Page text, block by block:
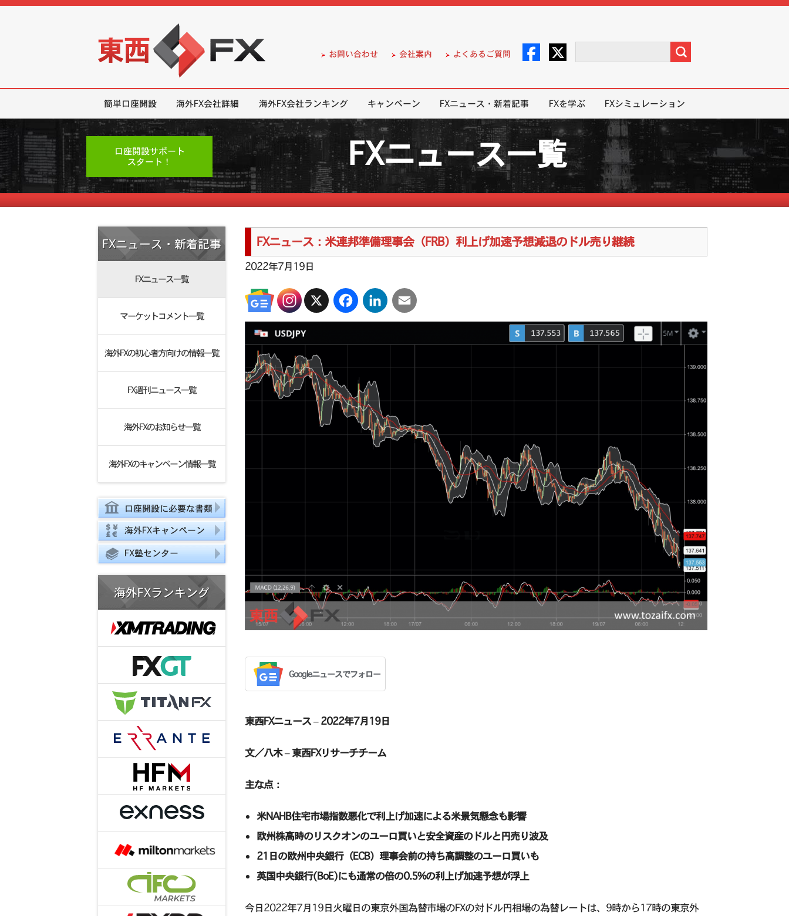
お問い合わせ 会社案内 よくあるご質問
簡単口座開設 海外FX会社詳細 海外FX会社ランキング キャンペーン FXニュース・新着記事 FXを学ぶ FXシミュレーション
口座開設サポート
スタート！
FXニュース一覧
FXニュース・新着記事
FXニュース一覧
マーケットコメント一覧
海外FXの初心者方向けの情報一覧
FX週刊ニュース一覧
海外FXのお知らせ一覧
海外FXのキャンペーン情報一覧
口座開設に必要な書類
海外FXキャンペーン
FX塾センター
海外FXランキング
FXニュース：米連邦準備理事会（FRB）利上げ加速予想減退のドル売り継続
2022年7月19日
X FacebookLinkedInEmail
Googleニュースでフォロー
東西FXニュース – 2022年7月19日
文／八木 – 東西FXリサーチチーム
主な点：
米NAHB住宅市場指数悪化で利上げ加速による米景気懸念も影響
欧州株高時のリスクオンのユーロ買いと安全資産のドルと円売り波及
21日の欧州中央銀行（ECB）理事会前の持ち高調整のユーロ買いも
英国中央銀行(BoE)にも通常の倍の0.5%の利上げ加速予想が浮上
今日2022年7月19日火曜日の東京外国為替市場のFXの対ドル円相場の為替レートは、9時から17時の東京外